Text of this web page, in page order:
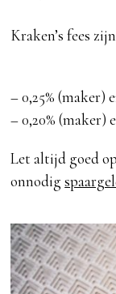
Kraken’s fees
– 0,25% (maker)
– 0,20% (maker)
Let altijd goed
onnodig